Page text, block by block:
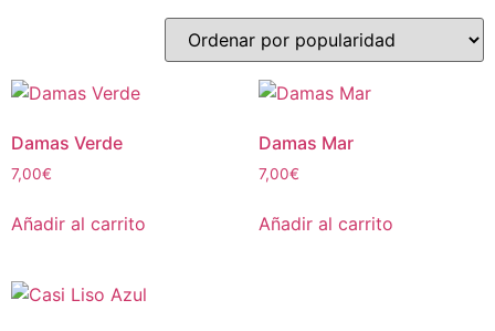
Damas Verde
7,00€
Añadir al carrito
Damas Mar
7,00€
Añadir al carrito